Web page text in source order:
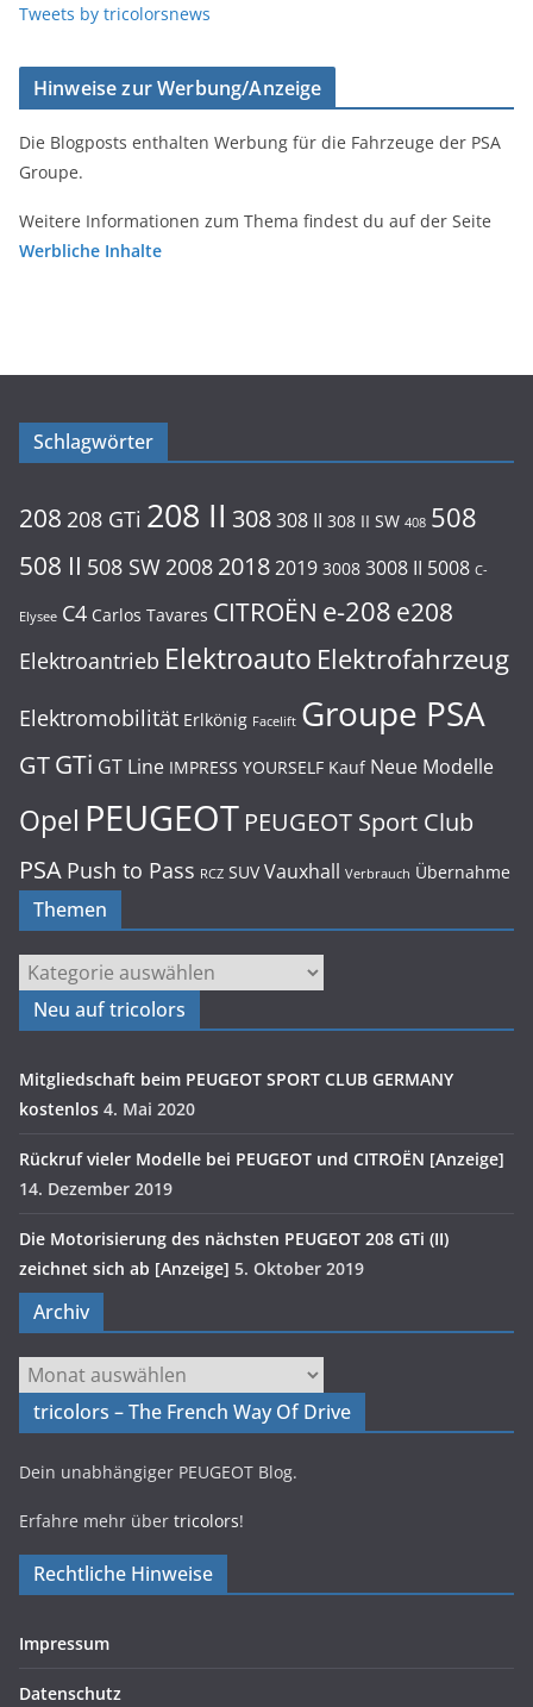
Tweets by tricolorsnews
Hinweise zur Werbung/Anzeige
Die Blogposts enthalten Werbung für die Fahrzeuge der PSA
Groupe.
Weitere Informationen zum Thema findest du auf der Seite
Werbliche Inhalte
Schlagwörter
208 208 GTi 208 II 308308 II 308 II SW 408 508
508 II 508 SW 2008 20182019 3008 3008 II 5008 C-
Elysee C4 Carlos Tavares CITROËN e-208 e208
Elektroantrieb Elektroauto Elektrofahrzeug
Elektromobilität Erlkönig Facelift Groupe PSA
GTGTi GT Line IMPRESS YOURSELF Kauf Neue Modelle
Opel PEUGEOT PEUGEOT Sport Club
PSA Push to Pass RCZ SUV Vauxhall Verbrauch Übernahme
Themen
Themen
Neu auf tricolors
Mitgliedschaft beim PEUGEOT SPORT CLUB GERMANY
kostenlos 4. Mai 2020
Rückruf vieler Modelle bei PEUGEOT und CITROËN [Anzeige]
14. Dezember 2019
Die Motorisierung des nächsten PEUGEOT 208 GTi (II)
zeichnet sich ab [Anzeige] 5. Oktober 2019
Archiv
Archiv
tricolors – The French Way Of Drive
Dein unabhängiger PEUGEOT Blog.
Erfahre mehr über tricolors!
Rechtliche Hinweise
Impressum
Datenschutz